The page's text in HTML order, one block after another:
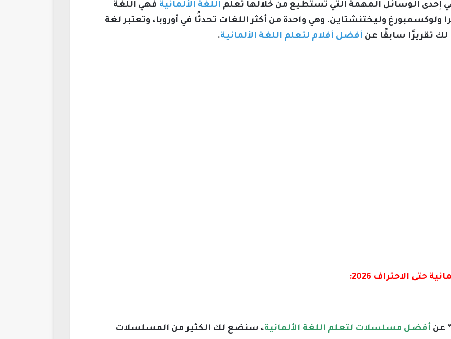
إحدى الوسائل المهمة التي تستطيع من خلالها تعلم اللغة الألمانية فهي اللغة
ولوكسمبورغ وليختنشتاين. وهي واحدة من أكثر اللغات تحدثًا في أوروبا، وتعتبر لغة
تقريرًا سابقًا عن أفضل أفلام لتعلم اللغة الألمانية.
الاحتراف 2026:
عن أفضل مسلسلات لتعلم اللغة الألمانية، سنضع لك الكثير من المسلسلات